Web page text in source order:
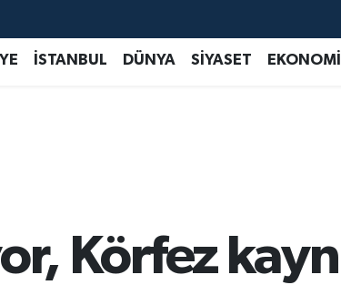
İSTANBUL DÜNYA SİYASET EKONOMİ
Körfez